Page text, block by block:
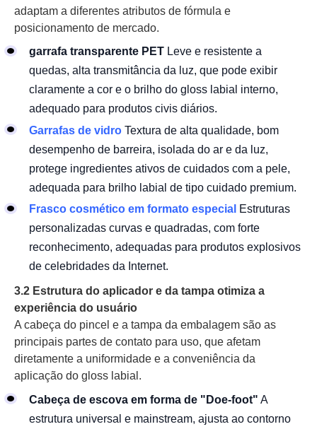
adaptam a diferentes atributos de fórmula e
posicionamento de mercado.
garrafa transparente PET Leve e resistente a
quedas, alta transmitância da luz, que pode exibir
claramente a cor e o brilho do gloss labial interno,
adequado para produtos civis diários.
Garrafas de vidro Textura de alta qualidade, bom
desempenho de barreira, isolada do ar e da luz,
protege ingredientes ativos de cuidados com a pele,
adequada para brilho labial de tipo cuidado premium.
Frasco cosmético em formato especial Estruturas
personalizadas curvas e quadradas, com forte
reconhecimento, adequadas para produtos explosivos
de celebridades da Internet.
3.2 Estrutura do aplicador e da tampa otimiza a
experiência do usuário
A cabeça do pincel e a tampa da embalagem são as
principais partes de contato para uso, que afetam
diretamente a uniformidade e a conveniência da
aplicação do gloss labial.
Cabeça de escova em forma de "Doe-foot" A
estrutura universal e mainstream, ajusta ao contorno